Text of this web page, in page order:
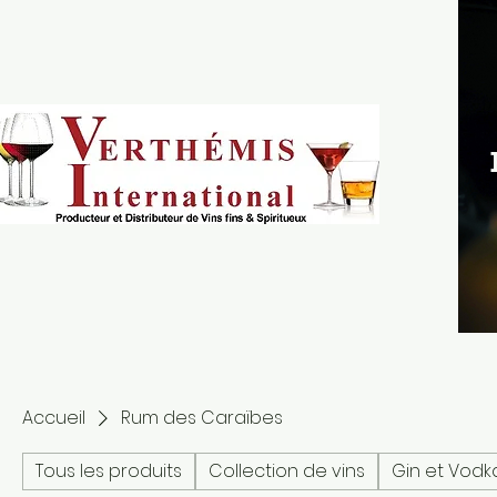
Accueil Rum des Caraïbes
Tous les produits Collection de vins Gin et